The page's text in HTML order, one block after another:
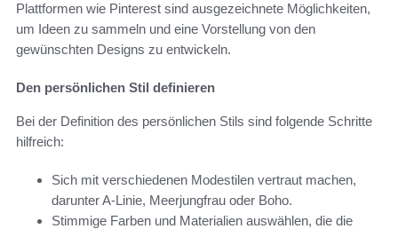
Plattformen wie Pinterest sind ausgezeichnete Möglichkeiten,
um Ideen zu sammeln und eine Vorstellung von den
gewünschten Designs zu entwickeln.
Den persönlichen Stil definieren
Bei der Definition des persönlichen Stils sind folgende Schritte
hilfreich:
Sich mit verschiedenen Modestilen vertraut machen,
darunter A-Linie, Meerjungfrau oder Boho.
Stimmige Farben und Materialien auswählen, die die